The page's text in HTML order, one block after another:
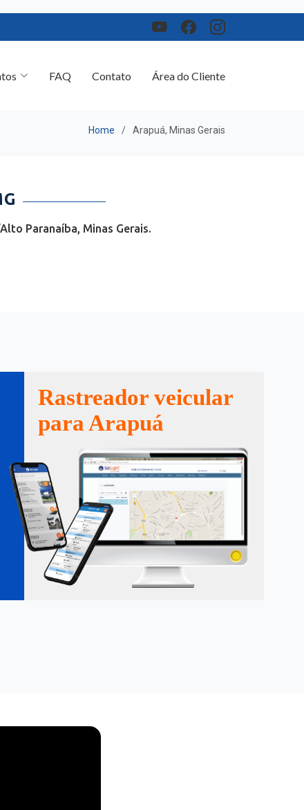
Paranaíba, Minas Gerais.
Rastreador veicular
para Arapuá